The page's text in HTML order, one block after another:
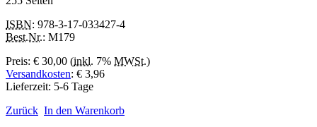
ISBN: 978-3-17-033427-4
Best.Nr.: M179
Preis: € 30,00 (inkl. 7% MWSt.)
Versandkosten: € 3,96
Lieferzeit: 5-6 Tage
Zurück In den Warenkorb